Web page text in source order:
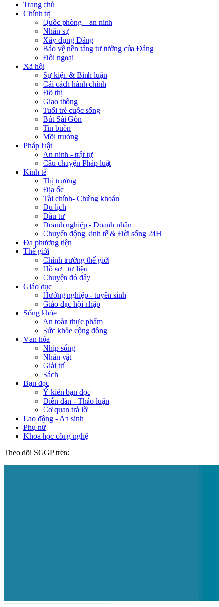
Trang chủ
Chính trị
Quốc phòng – an ninh
Nhân sự
Xây dựng Đảng
Bảo vệ nền tảng tư tưởng của Đảng
Đối ngoại
Xã hội
Sự kiện & Bình luận
Cải cách hành chính
Đô thị
Giao thông
Tuổi trẻ cuộc sống
Bút Sài Gòn
Tin buồn
Môi trường
Pháp luật
An ninh - trật tự
Câu chuyện Pháp luật
Kinh tế
Thị trường
Địa ốc
Tài chính- Chứng khoán
Du lịch
Đầu tư
Doanh nghiệp - Doanh nhân
Chuyển động kinh tế & Đời sống 24H
Đa phương tiện
Thế giới
Chính trường thế giới
Hồ sơ - tư liệu
Chuyện đó đây
Giáo dục
Hướng nghiệp - tuyển sinh
Giáo dục hội nhập
Sống khỏe
An toàn thực phẩm
Sức khỏe cộng đồng
Văn hóa
Nhịp sống
Nhân vật
Giải trí
Sách
Bạn đọc
Ý kiến bạn đọc
Diễn đàn - Thảo luận
Cơ quan trả lời
Lao động - An sinh
Phụ nữ
Khoa học công nghệ
Theo dõi SGGP trên: